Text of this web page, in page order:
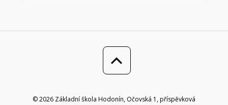
© 2026 Základní škola Hodonín, Očovská 1, příspěvková